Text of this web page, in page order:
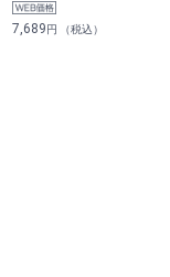
7,689円 （税込）